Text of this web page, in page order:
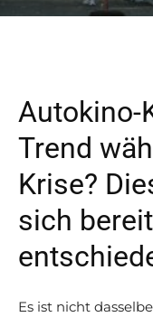
Autokino-
Trend
Krise?
sich
Es ist nicht